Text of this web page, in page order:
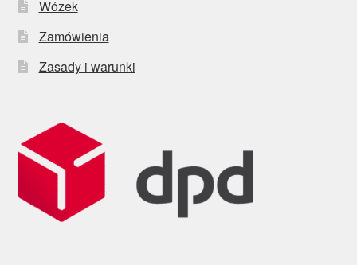
Wózek
Zamówienia
Zasady i warunki